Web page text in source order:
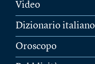
Video
Dizionario italiano
Oroscopo